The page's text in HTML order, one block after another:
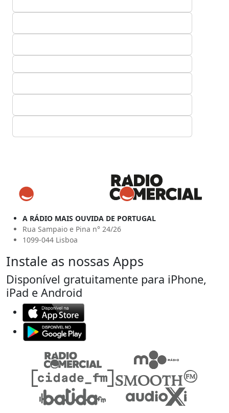
A RÁDIO MAIS OUVIDA DE PORTUGAL
Rua Sampaio e Pina n° 24/26
1099-044 Lisboa
Instale as nossas Apps
Disponível gratuitamente para iPhone,
iPad e Android